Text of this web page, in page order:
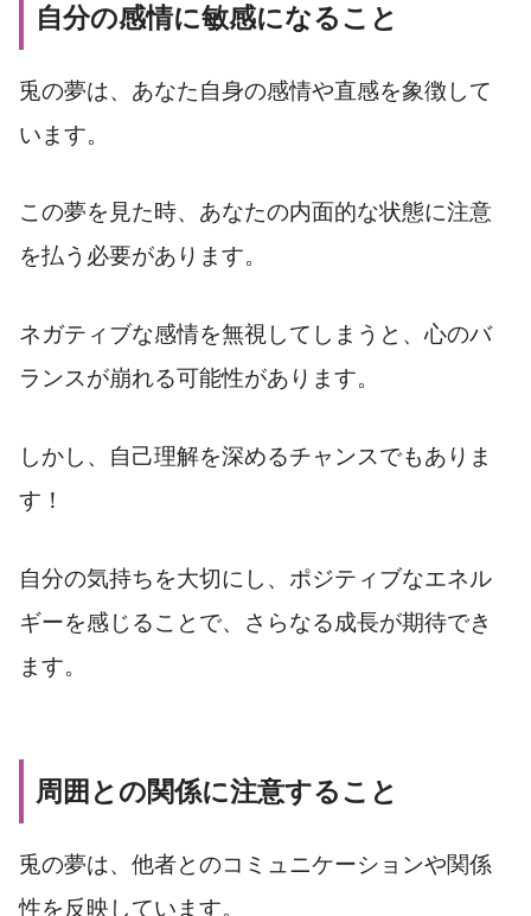
自分の感情に敏感になること
兎の夢は、あなた自身の感情や直感を象徴して
います。
この夢を見た時、あなたの内面的な状態に注意
を払う必要があります。
ネガティブな感情を無視してしまうと、心のバ
ランスが崩れる可能性があります。
しかし、自己理解を深めるチャンスでもありま
す！
自分の気持ちを大切にし、ポジティブなエネル
ギーを感じることで、さらなる成長が期待でき
ます。
周囲との関係に注意すること
兎の夢は、他者とのコミュニケーションや関係
性を反映しています。